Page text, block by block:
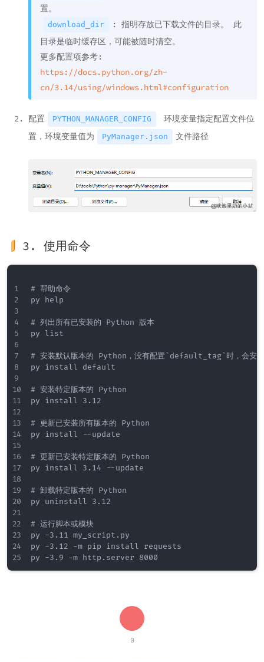
置。
download_dir
: 指明存放已下载文件的目录。 此
目录是临时缓存区，可能被随时清空。
更多配置项参考:
https://docs.python.org/zh-
cn/3.14/using/windows.html#configuration
配置 PYTHON_MANAGER_CONFIG
环境变量指定配置文件位
置，环境变量值为
PyManager.json 文件路径
3. 使用命令
# 帮助命令
py help
# 列出所有已安装的 Python 版本
py list
# 安装默认版本的 Python，没有配置`default_tag`时，会安装
py install default
# 安装特定版本的 Python
py install 3.12
# 更新已安装所有版本的 Python
py install --update
# 更新已安装特定版本的 Python
py install 3.14 --update
# 卸载特定版本的 Python
py uninstall 3.12
# 运行脚本或模块
py -3.11 my_script.py
py -3.12 -m pip install requests
0